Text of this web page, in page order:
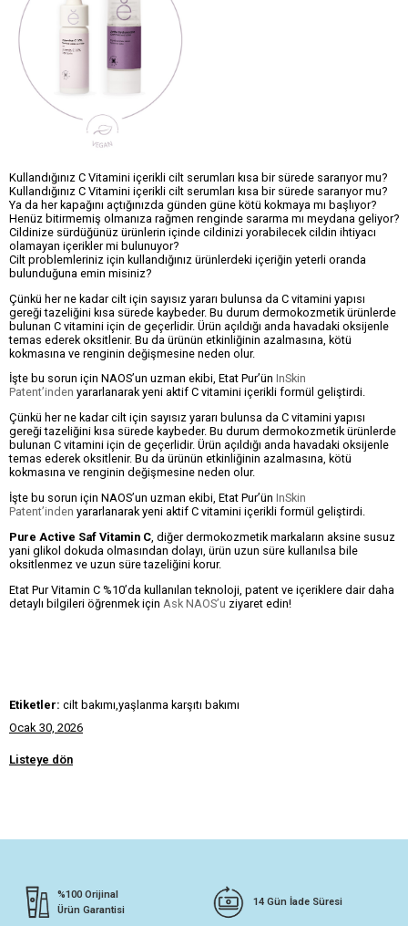
Kullandığınız C Vitamini içerikli cilt serumları kısa bir sürede sararıyor mu?
Kullandığınız C Vitamini içerikli cilt serumları kısa bir sürede sararıyor mu?
Ya da her kapağını açtığınızda günden güne kötü kokmaya mı başlıyor?
Henüz bitirmemiş olmanıza rağmen renginde sararma mı meydana geliyor?
Cildinize sürdüğünüz ürünlerin içinde cildinizi yorabilecek cildin ihtiyacı
olamayan içerikler mi bulunuyor?
Cilt problemleriniz için kullandığınız ürünlerdeki içeriğin yeterli oranda
bulunduğuna emin misiniz?
Çünkü her ne kadar cilt için sayısız yararı bulunsa da C vitamini yapısı
gereği tazeliğini kısa sürede kaybeder. Bu durum dermokozmetik ürünlerde
bulunan C vitamini için de geçerlidir. Ürün açıldığı anda havadaki oksijenle
temas ederek oksitlenir. Bu da ürünün etkinliğinin azalmasına, kötü
kokmasına ve renginin değişmesine neden olur.
İşte bu sorun için NAOS’un uzman ekibi, Etat Pur’ün InSkin
Patent’inden yararlanarak yeni aktif C vitamini içerikli formül geliştirdi.
Çünkü her ne kadar cilt için sayısız yararı bulunsa da C vitamini yapısı
gereği tazeliğini kısa sürede kaybeder. Bu durum dermokozmetik ürünlerde
bulunan C vitamini için de geçerlidir. Ürün açıldığı anda havadaki oksijenle
temas ederek oksitlenir. Bu da ürünün etkinliğinin azalmasına, kötü
kokmasına ve renginin değişmesine neden olur.
İşte bu sorun için NAOS’un uzman ekibi, Etat Pur’ün InSkin
Patent’inden yararlanarak yeni aktif C vitamini içerikli formül geliştirdi.
Pure Active Saf Vitamin C , diğer dermokozmetik markaların aksine susuz
yani glikol dokuda olmasından dolayı, ürün uzun süre kullanılsa bile
oksitlenmez ve uzun süre tazeliğini korur.
Etat Pur Vitamin C %10’da kullanılan teknoloji, patent ve içeriklere dair daha
detaylı bilgileri öğrenmek için Ask NAOS’u ziyaret edin!
Etiketler: cilt bakımı,yaşlanma karşıtı bakımı
Ocak 30, 2026
Listeye dön
%100 Orijinal
Ürün Garantisi
14 Gün İade Süresi